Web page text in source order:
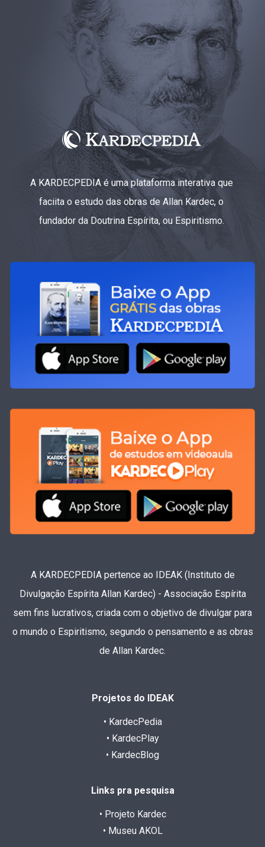
A KARDECPEDIA é uma plataforma interativa que
faciita o estudo das obras de Allan Kardec, o
fundador da Doutrina Espírita, ou Espiritismo.
A KARDECPEDIA pertence ao IDEAK (Instituto de
Divulgação Espírita Allan Kardec) - Associação Espírita
sem fins lucrativos, criada com o objetivo de divulgar para
o mundo o Espiritismo, segundo o pensamento e as obras
de Allan Kardec.
Projetos do IDEAK
• KardecPedia
• KardecPlay
• KardecBlog
Links pra pesquisa
• Projeto Kardec
• Museu AKOL